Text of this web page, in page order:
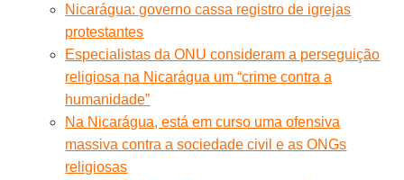
Nicarágua: governo cassa registro de igrejas
protestantes
Especialistas da ONU consideram a perseguição
religiosa na Nicarágua um “crime contra a
humanidade”
Na Nicarágua, está em curso uma ofensiva
massiva contra a sociedade civil e as ONGs
religiosas